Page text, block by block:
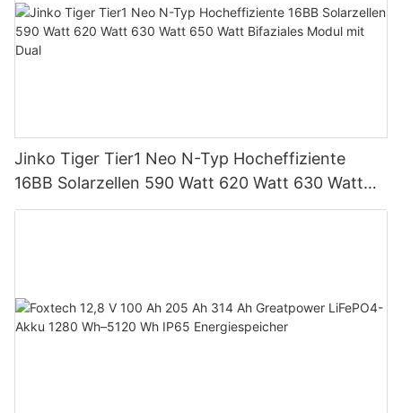
Jinko Tiger Tier1 Neo N-Typ Hocheffiziente
16BB Solarzellen 590 Watt 620 Watt 630 Watt
650 Watt Bifaziales Modul mit Dual